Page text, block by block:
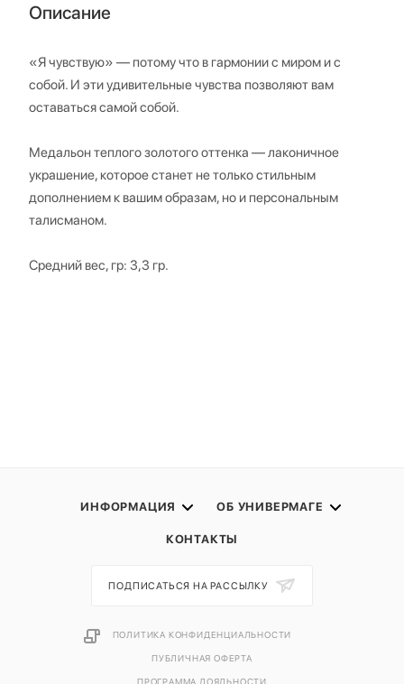
Описание
«Я чувствую» — потому что в гармонии с миром и с
собой. И эти удивительные чувства позволяют вам
оставаться самой собой.
Медальон теплого золотого оттенка — лаконичное
украшение, которое станет не только стильным
дополнением к вашим образам, но и персональным
талисманом.
Средний вес, гр: 3,3 гр.
ИНФОРМАЦИЯ ОБ УНИВЕРМАГЕ
КОНТАКТЫ
ПОДПИСАТЬСЯ НА РАССЫЛКУ
ПОЛИТИКА КОНФИДЕНЦИАЛЬНОСТИ
ПУБЛИЧНАЯ ОФЕРТА
ПРОГРАММА ЛОЯЛЬНОСТИ